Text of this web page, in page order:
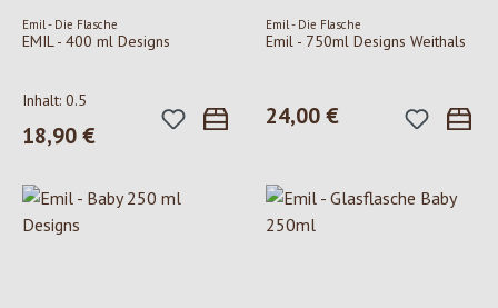
Emil - Die Flasche
EMIL - 400 ml Designs
Inhalt: 0.5
Regulärer Preis:
18,90 €
Emil - Die Flasche
Emil - 750ml Designs Weithals
Regulärer Preis:
24,00 €